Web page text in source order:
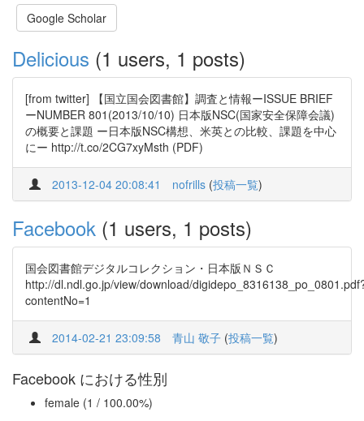
Google Scholar
Delicious (1 users, 1 posts)
[from twitter] 【国立国会図書館】調査と情報ーISSUE BRIEF
ーNUMBER 801(2013/10/10) 日本版NSC(国家安全保障会議)
の概要と課題 ー日本版NSC構想、米英との比較、課題を中心
にー http://t.co/2CG7xyMsth (PDF)
2013-12-04 20:08:41 nofrills (投稿一覧)
Facebook (1 users, 1 posts)
国会図書館デジタルコレクション・日本版ＮＳＣ
http://dl.ndl.go.jp/view/download/
contentNo=1
2014-02-21 23:09:58 青山 敬子 (投稿一覧)
Facebook における性別
female (1 / 100.00%)